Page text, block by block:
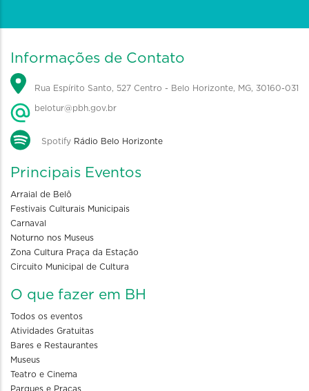
Informações de Contato
Rua Espírito Santo, 527 Centro - Belo Horizonte, MG, 30160-031
belotur@pbh.gov.br
Spotify Rádio Belo Horizonte
Principais Eventos
Arraial de Belô
Festivais Culturais Municipais
Carnaval
Noturno nos Museus
Zona Cultura Praça da Estação
Circuito Municipal de Cultura
O que fazer em BH
Todos os eventos
Atividades Gratuitas
Bares e Restaurantes
Museus
Teatro e Cinema
Parques e Praças